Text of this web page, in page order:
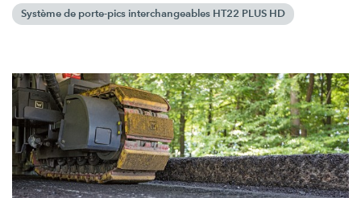
Système de porte-pics interchangeables HT22 PLUS HD